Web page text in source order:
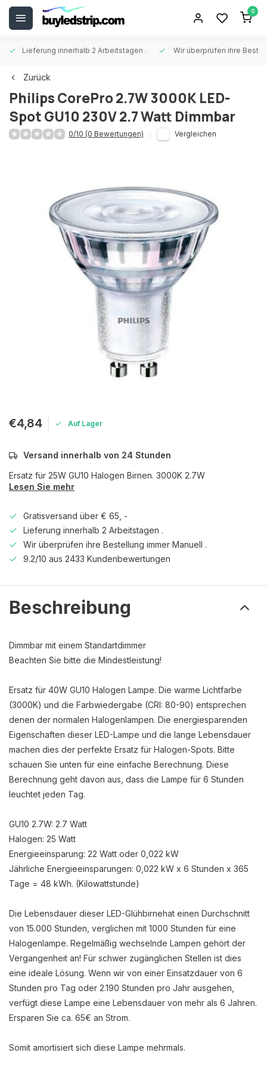
0
Lieferung innerhalb 2 Arbeitstagen . Wir überprüfen ihre
Zurück
Philips CorePro 2.7W 3000K LED-
Spot GU10 230V 2.7 Watt Dimmbar
0/10 (0 Bewertungen) Vergleichen
€4,84 Auf Lager
Versand innerhalb von 24 Stunden
Ersatz für 25W GU10 Halogen Birnen. 3000K 2.7W
Lesen Sie mehr
Gratisversand über € 65, -
Lieferung innerhalb 2 Arbeitstagen .
Wir überprüfen ihre Bestellung immer Manuell .
9.2/10 aus 2433 Kundenbewertungen
Beschreibung
Dimmbar mit einem Standartdimmer
Beachten Sie bitte die Mindestleistung!
Ersatz für 40W GU10 Halogen Lampe. Die warme Lichtfarbe
(3000K) und die Farbwiedergabe (CRI: 80-90) entsprechen
denen der normalen Halogenlampen. Die energiesparenden
Eigenschaften dieser LED-Lampe und die lange Lebensdauer
machen dies der perfekte Ersatz für Halogen-Spots. Bitte
schauen Sie unten für eine einfache Berechnung. Diese
Berechnung geht davon aus, dass die Lampe für 6 Stunden
leuchtet jeden Tag.
GU10 2.7W: 2.7 Watt
Halogen: 25 Watt
Energieeinsparung: 22 Watt oder 0,022 kW
Jährliche Energieeinsparungen: 0,022 kW x 6 Stunden x 365
Tage = 48 kWh. (Kilowattstunde)
Die Lebensdauer dieser LED-Glühbirnehat einen Durchschnitt
von 15.000 Stunden, verglichen mit 1000 Stunden für eine
Halogenlampe. Regelmäßig wechselnde Lampen gehört der
Vergangenheit an! Für schwer zugänglichen Stellen ist dies
eine ideale Lösung. Wenn wir von einer Einsatzdauer von 6
Stunden pro Tag oder 2.190 Stunden pro Jahr ausgehen,
verfügt diese Lampe eine Lebensdauer von mehr als 6 Jahren.
Ersparen Sie ca. 65€ an Strom.
Somit amortisiert sich diese Lampe mehrmals.